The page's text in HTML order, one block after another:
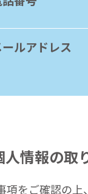
ールアドレス
人情報の取
項をご確認の上